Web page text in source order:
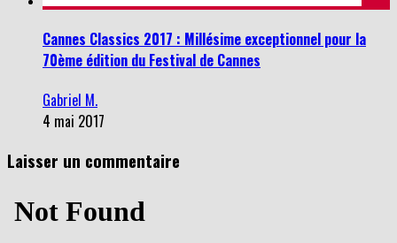
Cannes Classics 2017 : Millésime exceptionnel pour la
70ème édition du Festival de Cannes
Gabriel M.
4 mai 2017
Laisser un commentaire